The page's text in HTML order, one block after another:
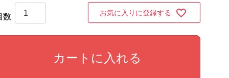
お気に入りに登録する
カートに入れる